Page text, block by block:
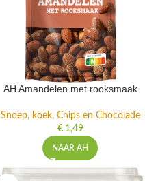
AH Amandelen met rooksmaak
Snoep, koek, Chips en Chocolade
€1,49
NAAR AH